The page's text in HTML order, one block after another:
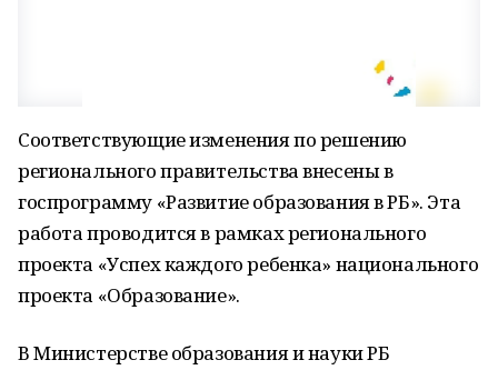
Соответствующие изменения по решению
регионального правительства внесены в
госпрограмму «Развитие образования в РБ». Эта
работа проводится в рамках регионального
проекта «Успех каждого ребенка» национального
проекта «Образование».
В Министерстве образования и науки РБ